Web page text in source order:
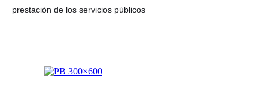
prestación de los servicios públicos